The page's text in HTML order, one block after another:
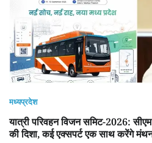
मध्यप्रदेश
यात्री परिवहन विजन समिट-2026:
की दिशा, कई एक्सपर्ट एक साथ करेंगे